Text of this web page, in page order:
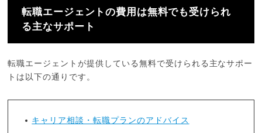
転職エージェントの費用は無料でも受けられ
る主なサポート
転職エージェントが提供している無料で受けられる主なサポー
トは以下の通りです。
キャリア相談・転職プランのアドバイス